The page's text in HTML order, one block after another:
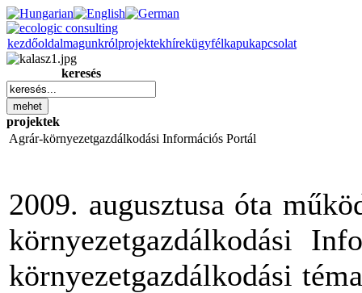
kezdőoldalmagunkrólprojektekhírekügyfélkapukapcsolat
keresés
projektek
Agrár-környezetgazdálkodási Információs Portál
2009. augusztusa óta
környezetgazdálkodási
környezetgazdálkodási